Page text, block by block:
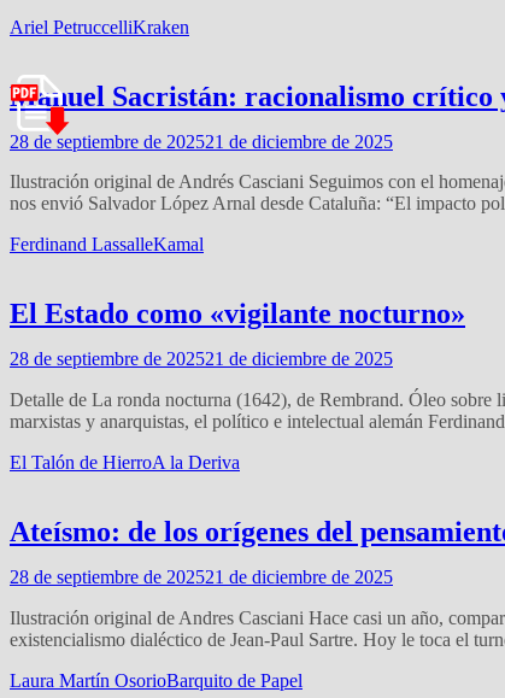
Ariel PetruccelliKraken
Manuel Sacristán: racionalismo crítico
28 de septiembre de 202521 de diciembre de 2025
Ilustración original de Andrés Casciani Seguimos con el
nos envió Salvador López Arnal desde Cataluña: “El impacto
Ferdinand LassalleKamal
El Estado como «vigilante nocturno»
28 de septiembre de 202521 de diciembre de 2025
Detalle de La ronda nocturna (1642), de Rembrand. Óleo
marxistas y anarquistas, el político e intelectual alemán
El Talón de HierroA la Deriva
Ateísmo: de los orígenes del
28 de septiembre de 202521 de diciembre de 2025
Ilustración original de Andres Casciani Hace casi un año,
existencialismo dialéctico de Jean-Paul Sartre. Hoy le toca el
Laura Martín OsorioBarquito de Papel